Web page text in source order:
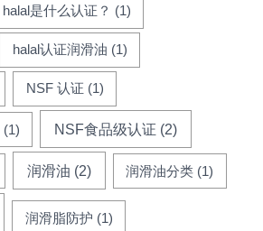
halal是什么认证？ (1)
halal认证润滑油 (1)
NSF 认证 (1)
(1) NSF食品级认证 (2)
润滑油 (2) 润滑油分类 (1)
润滑脂防护 (1)